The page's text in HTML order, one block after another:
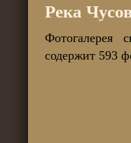
Река
Фотогалерея
содержит 593